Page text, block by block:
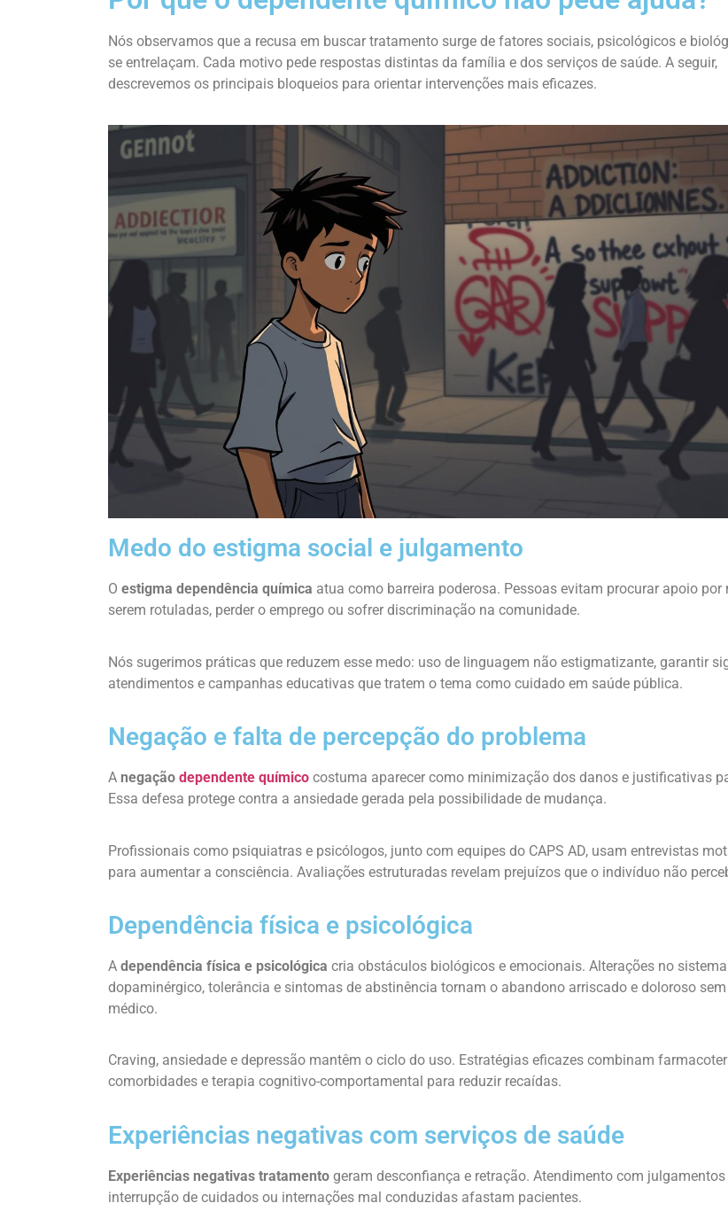
Nós observamos que a recusa em buscar tratamento surge de fatores sociais, psicológicos e
se entrelaçam. Cada motivo pede respostas distintas da família e dos serviços de saúde. A seguir,
descrevemos os principais bloqueios para orientar intervenções mais eficazes.
Medo do estigma social e julgamento
O estigma dependência química atua como barreira poderosa. Pessoas evitam procurar apoio por
serem rotuladas, perder o emprego ou sofrer discriminação na comunidade.
Nós sugerimos práticas que reduzem esse medo: uso de linguagem não estigmatizante, garantir
atendimentos e campanhas educativas que tratem o tema como cuidado em saúde pública.
Negação e falta de percepção do problema
A negação dependente químico costuma aparecer como minimização dos danos e justificativas
Essa defesa protege contra a ansiedade gerada pela possibilidade de mudança.
Profissionais como psiquiatras e psicólogos, junto com equipes do CAPS AD, usam entrevistas
para aumentar a consciência. Avaliações estruturadas revelam prejuízos que o indivíduo não
Dependência física e psicológica
A dependência física e psicológica cria obstáculos biológicos e emocionais. Alterações no sistema
dopaminérgico, tolerância e sintomas de abstinência tornam o abandono arriscado e doloroso
médico.
Craving, ansiedade e depressão mantêm o ciclo do uso. Estratégias eficazes combinam
comorbidades e terapia cognitivo-comportamental para reduzir recaídas.
Experiências negativas com serviços de saúde
Experiências negativas tratamento geram desconfiança e retração. Atendimento com
interrupção de cuidados ou internações mal conduzidas afastam pacientes.